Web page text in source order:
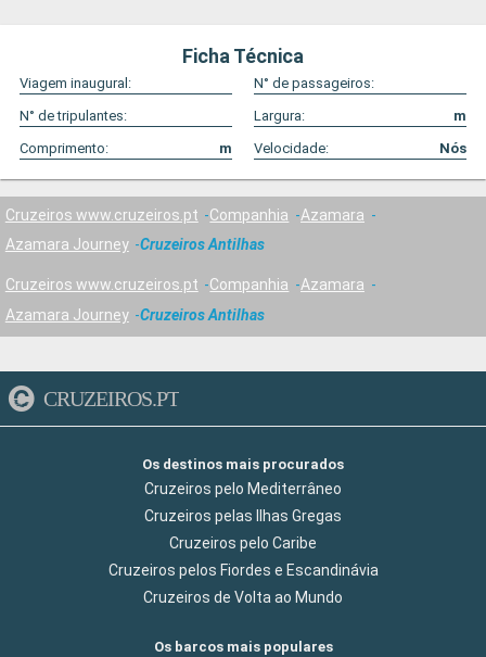
Ficha Técnica
Viagem inaugural:
N° de passageiros:
N° de tripulantes:
Largura:
m
Comprimento:
m Velocidade: Nós
Cruzeiros www.cruzeiros.pt Companhia
Azamara
Azamara Journey
Cruzeiros Antilhas
Cruzeiros www.cruzeiros.pt Companhia
Azamara
Azamara Journey
Cruzeiros Antilhas
CRUZEIROS.PT
Os destinos mais procurados
Cruzeiros pelo Mediterrâneo
Cruzeiros pelas Ilhas Gregas
Cruzeiros pelo Caribe
Cruzeiros pelos Fiordes e Escandinávia
Cruzeiros de Volta ao Mundo
Os barcos mais populares